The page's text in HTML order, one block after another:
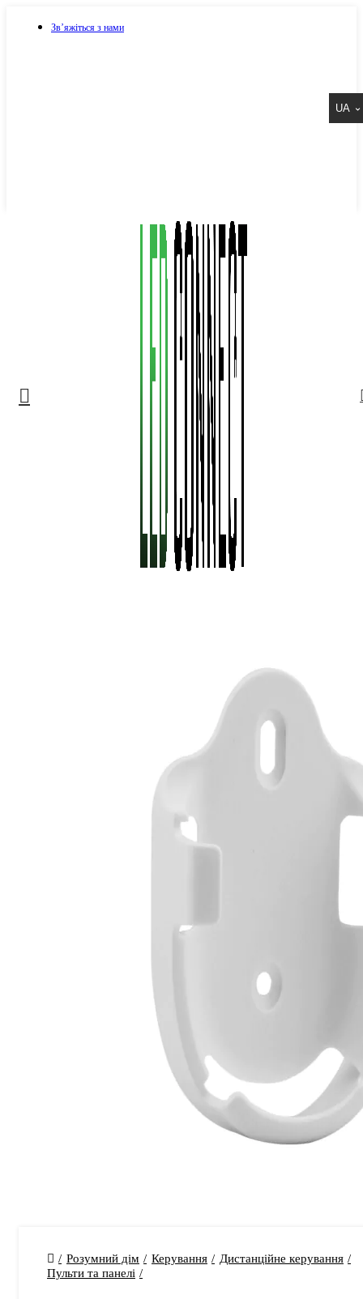
Зв’яжіться з нами
UA
Розумний дім Керування
Дистанційне керування
Пульти та панелі